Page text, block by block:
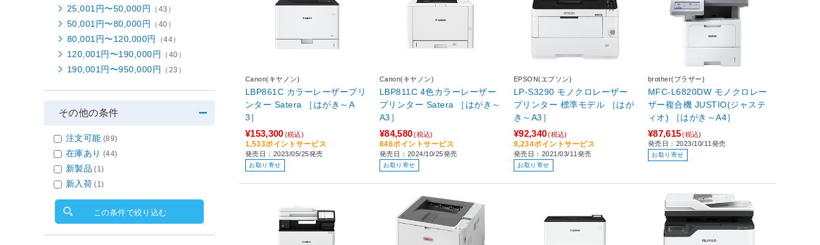
Canon(キヤノン)
LBP861C カラーレーザープリ
ンター Satera ［はがき～A
3］
¥153,300 (税込)
1,533ポイントサービス
発売日：2023/05/25発売
お取り寄せ
Canon(キヤノン)
LBP811C 4色カラーレーザー
プリンター Satera ［はがき～
A3］
¥84,580(税込)
846ポイントサービス
発売日：2024/10/25発売
お取り寄せ
EPSON(エプソン)
LP-S3290 モノクロレーザー
プリンター 標準モデル ［はが
き～A3］
¥92,340(税込)
9,234ポイントサービス
発売日：2021/03/11発売
お取り寄せ
brother(ブラザー)
MFC-L6820DW モノクロレー
ザー複合機 JUSTIO(ジャステ
ィオ) ［はがき～A4］
¥87,615(税込)
発売日：2023/10/11発売
お取り寄せ
25,001円〜50,000円 （43）
50,001円〜80,000円 （40）
80,001円〜120,000円 （44）
120,001円〜190,000円 （40）
190,001円〜950,000円 （23）
その他の条件
注文可能 (89)
在庫あり (44)
新製品 (1)
新入荷 (1)
この条件で絞り込む